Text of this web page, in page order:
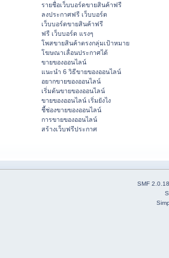
รายชื่อเว็บบอร์ดขายสินค้าฟรี
ลงประกาศฟรี เว็บบอร์ด
เว็บบอร์ดขายสินค้าฟรี
ฟรี เว็บบอร์ด แรงๆ
โพสขายสินค้าตรงกลุ่มเป้าหมาย
โฆษณาเลื่อนประกาศได้
ขายของออนไลน์
แนะนำ 6 วิธีขายของออนไลน์
อยากขายของออนไลน์
เริ่มต้นขายของออนไลน์
ขายของออนไลน์ เริ่มยังไง
ชี้ช่องขายของออนไลน์
การขายของออนไลน์
สร้างเว็บฟรีประกาศ
SMF 2.0.18